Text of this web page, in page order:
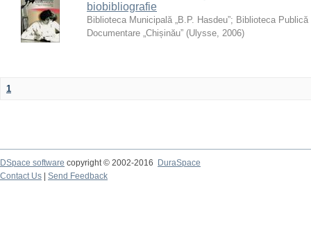
biobibliografie
Biblioteca Municipală „B.P. Hasdeu”; Biblioteca Publică
Documentare „Chișinău” (Ulysse, 2006)
1
DSpace software copyright © 2002-2016
DuraSpace
Contact Us
Send Feedback